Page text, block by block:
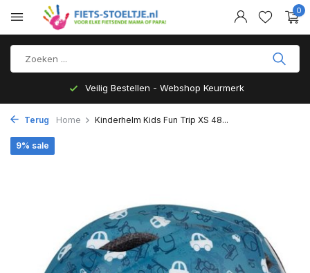
0
Veilig Bestellen - Webshop Keurmerk
Terug Home Kinderhelm Kids Fun Trip XS 48...
9% sale